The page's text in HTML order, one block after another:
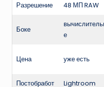
Разрешение 48 МП RAW
Боке
е
Цена уже есть
Постобработ
Lightroom